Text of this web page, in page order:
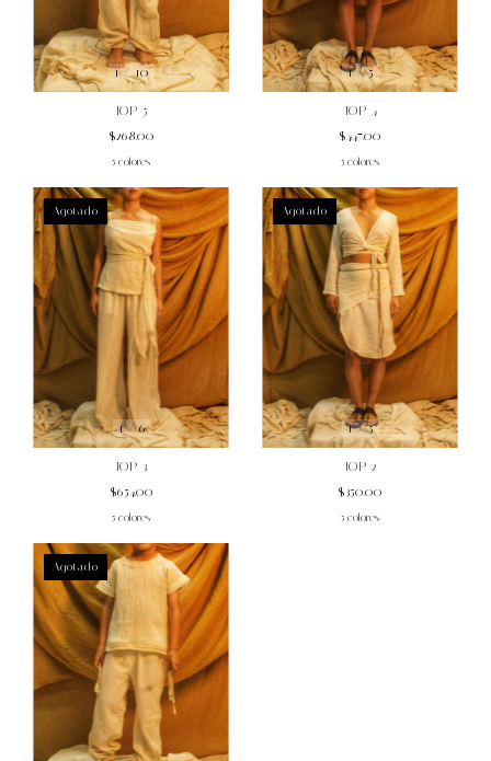
1/10
TOP 5
$268.00
5 colores
1/5
TOP 4
$447.00
5 colores
1/6
Agotado
TOP 3
$654.00
5 colores
1/5
Agotado
TOP 2
$350.00
5 colores
Agotado